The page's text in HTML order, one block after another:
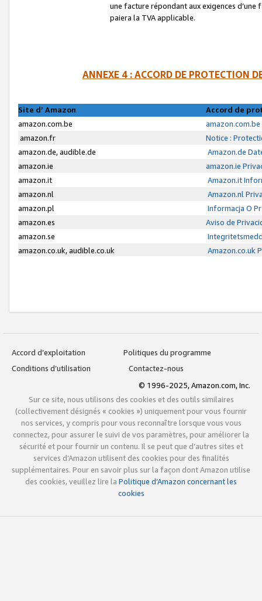
une facture répondant aux exigences
paiera la TVA applicable.
ANNEXE 4 : ACCORD DE PROTECTION
Site d’ Amazon
Accord de
amazon.com.be
amazon.fr
Notice :
amazon.de, audible.de
Amazon.de
amazon.ie
amazon.ie
amazon.it
Amazon.it
amazon.nl
Amazon.nl
amazon.pl
Informacja O
amazon.es
Aviso de
amazon.se
amazon.co.uk, audible.co.uk
Amazon.co.uk
Accord d’exploitation
Politiques du programme
Conditions d’utilisation
Contactez-nous
© 1996-2025, Amazon.com, Inc.
Sur ce site, nous utilisons des cookies et des outils similaires
(collectivement désignés « cookies ») uniquement pour vous fournir
nos services, y compris pour vous reconnaître lorsque vous vous
connectez, pour assurer le suivi de vos paramètres, pour améliorer la
sécurité et pour fournir un contenu. Il se peut que d’autres sites et
services d’Amazon utilisent des cookies pour des finalités
supplémentaires. Pour en savoir plus sur la façon dont Amazon utilise
des cookies, veuillez lire la Politique d’Amazon concernant les
cookies